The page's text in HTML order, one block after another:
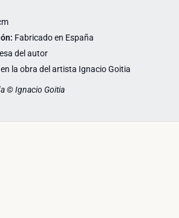
Fabricado en España
del autor
la obra del artista Ignacio Goitia
© Ignacio Goitia